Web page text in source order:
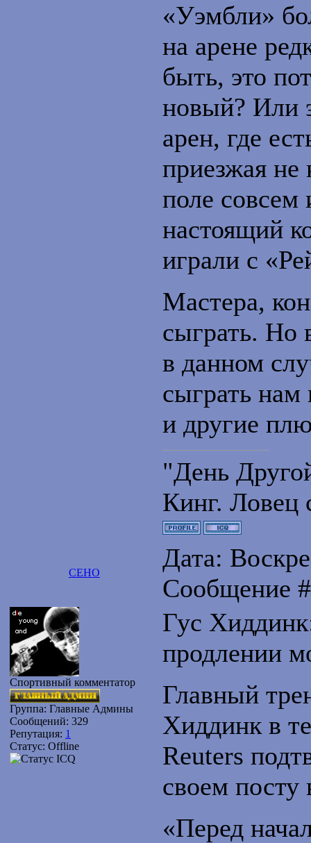
«Уэмбли»
на арене
быть, это
новый? Или
арен, где
приезжая не
поле совсем
настоящий
играли с
Мастера,
сыграть. Но
в данном
сыграть нам
и другие
"День
Кинг. Ловец
CEHO
Дата:
Сообщение
Спортивный комментатор
Группа: Главные Админы
Сообщений: 329
Репутация: 1
Статус: Offline
Гус
продлении
Главный
Хиддинк в
Reuters
своем посту
«Перед